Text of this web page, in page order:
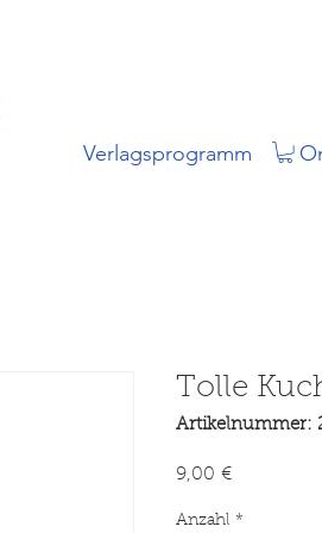
Verlagsprogramm
Tolle
Artikelnummer:
9,00 €Preis
Anzahl *